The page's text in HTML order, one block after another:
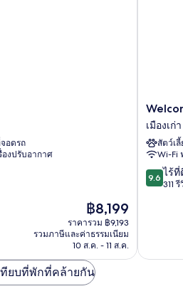
อดรถ
องปรับอากาศ
ราคา
ปัจจุบัน
คือ
฿8,199
฿8,199
ราคารวม ฿9,193
รวมภาษีและค่าธรรมเนียม
10 ส.ค. - 11 ส.ค.
Hôtel
เมือง
เก่า
เมืองเก่า
สัตว์เ
Wi-Fi
9.6
จาก
รีวิว
9.6 ไร้ที่
311
ทียบที่พักที่คล้ายกัน